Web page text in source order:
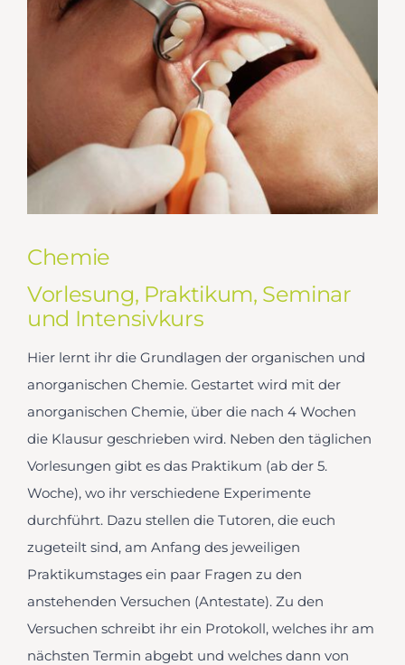
Chemie
Vorlesung, Praktikum, Seminar
und Intensivkurs
Hier lernt ihr die Grundlagen der organischen und
anorganischen Chemie. Gestartet wird mit der
anorganischen Chemie, über die nach 4 Wochen
die Klausur geschrieben wird. Neben den täglichen
Vorlesungen gibt es das Praktikum (ab der 5.
Woche), wo ihr verschiedene Experimente
durchführt. Dazu stellen die Tutoren, die euch
zugeteilt sind, am Anfang des jeweiligen
Praktikumstages ein paar Fragen zu den
anstehenden Versuchen (Antestate). Zu den
Versuchen schreibt ihr ein Protokoll, welches ihr am
nächsten Termin abgebt und welches dann von